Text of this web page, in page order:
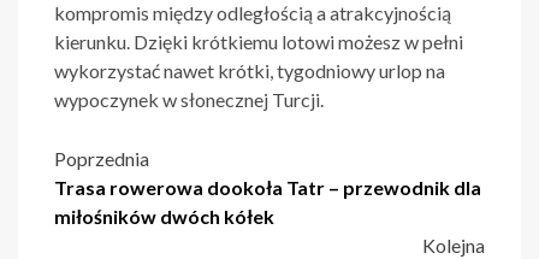
kompromis między odległością a atrakcyjnością
kierunku. Dzięki krótkiemu lotowi możesz w pełni
wykorzystać nawet krótki, tygodniowy urlop na
wypoczynek w słonecznej Turcji.
Nawigacja
wpisu
Poprzednia
Trasa rowerowa dookoła Tatr – przewodnik dla
miłośników dwóch kółek
Kolejna